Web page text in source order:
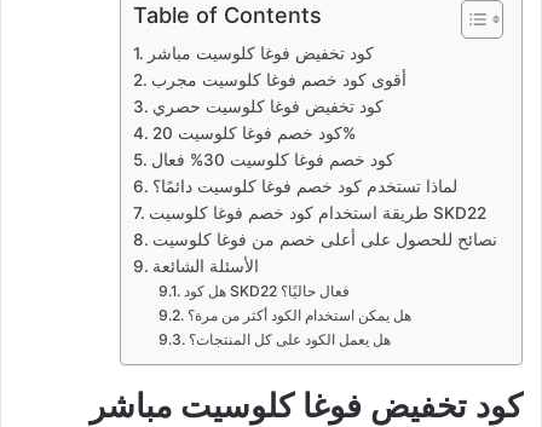
Table of Contents
كود تخفيض فوغا كلوسيت مباشر
أقوى كود خصم فوغا كلوسيت مجرب
كود تخفيض فوغا كلوسيت حصري
كود خصم فوغا كلوسيت 20%
كود خصم فوغا كلوسيت 30% فعال
لماذا تستخدم كود خصم فوغا كلوسيت دائمًا؟
طريقة استخدام كود خصم فوغا كلوسيت SKD22
نصائح للحصول على أعلى خصم من فوغا كلوسيت
الأسئلة الشائعة
هل كود SKD22 فعال حاليًا؟
هل يمكن استخدام الكود أكثر من مرة؟
هل يعمل الكود على كل المنتجات؟
كود تخفيض فوغا كلوسيت مباشر